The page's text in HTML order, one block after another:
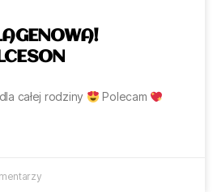
całej rodziny Polecam